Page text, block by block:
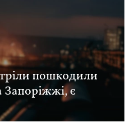
пошкодили
Запоріжжі, є